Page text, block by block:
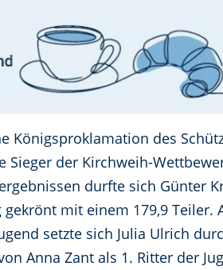
des
der Kirchweih-
durfte sich Günter
mit einem 179,9 Teiler.
setzte sich Julia Ulrich
Anna Zant als 1. Ritter der